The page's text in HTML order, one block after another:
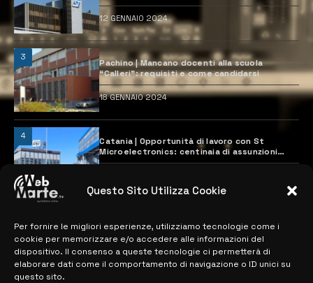
Questo Sito Utilizza Cookie
Per fornire le migliori esperienze, utilizziamo tecnologie come i
cookie per memorizzare e/o accedere alle informazioni del
dispositivo. Il consenso a queste tecnologie ci permetterà di
elaborare dati come il comportamento di navigazione o ID unici su
questo sito.
12 GENNAIO 2024
3
Pachino | Mancano docenti alla scuola
“Calleri”: requisiti e come candidarsi
18 GENNAIO 2024
4
Catania | Opportunità di lavoro con St
Microelectronics: centinaia di assunzioni
previste
MAPPA DEL SITO
> NOTIZIE